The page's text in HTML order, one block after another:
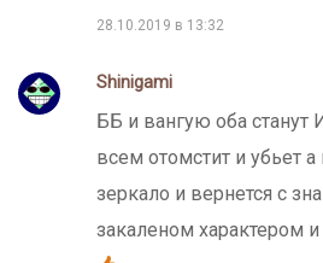
28.10.2019 в 13:32
Shinigami
ББ и вангую оба станут
всем отомстит и убьет
зеркало и вернется с
закаленом характером